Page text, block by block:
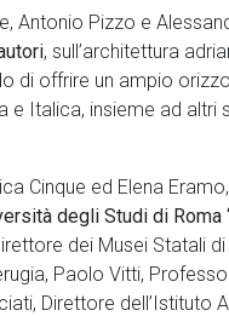
Antonio Pizzo e
, sull’architettura
di offrire un ampio
Italica, insieme ad altri
Cinque ed Elena
degli Studi di Roma
dei Musei Statali
Paolo Vitti,
Direttore dell’Istituto